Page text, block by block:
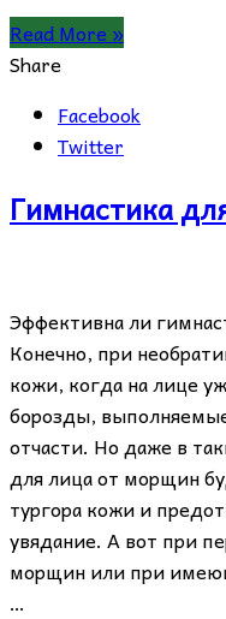
Read More »
Share
Facebook
Twitter
Гимнастика
Эффективна ли
Конечно, при
кожи, когда на лице
борозды,
отчасти. Но даже в
для лица от морщин
тургора кожи и
увядание. А вот при
морщин или при
…